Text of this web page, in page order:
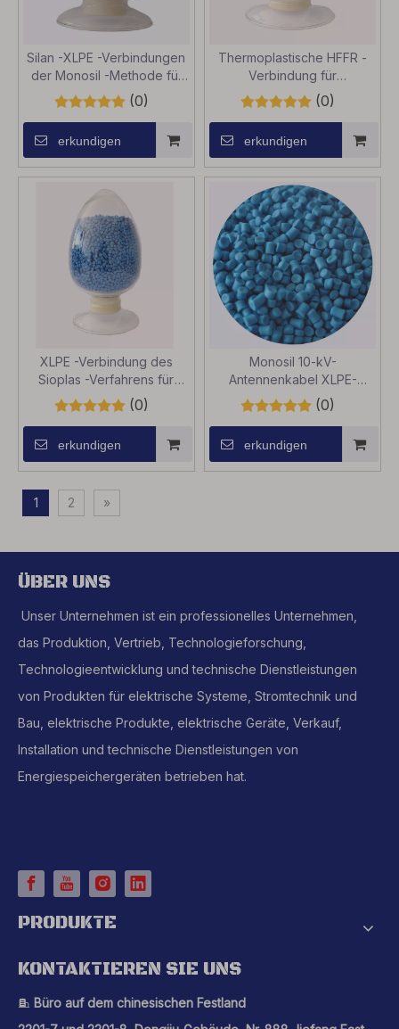
Silan -XLPE -Verbindungen
der Monosil -Methode für
Draht und Kabel bis zu 3kV
(0)
erkundigen
Thermoplastische HFFR -
Verbindung für
Flammhemmungsmittel -
Polyethylen -Draht- und
(0)
erkundigen
XLPE -Verbindung des
Sioplas -Verfahrens für
Draht und Kabel bis zu 3kV
(0)
erkundigen
Monosil 10-kV-
Antennenkabel XLPE-
Verbund(0)
erkundigen
1 2 »
ÜBER UNS
Unser Unternehmen ist ein professionelles Unternehmen,
das Produktion, Vertrieb, Technologieforschung,
Technologieentwicklung und technische Dienstleistungen
von Produkten für elektrische Systeme, Stromtechnik und
Bau, elektrische Produkte, elektrische Geräte, Verkauf,
Installation und technische Dienstleistungen von
Energiespeichergeräten betrieben hat.
PRODUKTE
KONTAKTIEREN SIE UNS
 Büro auf dem chinesischen Festland